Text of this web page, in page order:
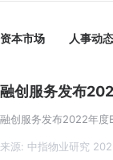
资本市场 人事动态
融创服务发布
融创服务发布2022年度
来源: 中指物业研究